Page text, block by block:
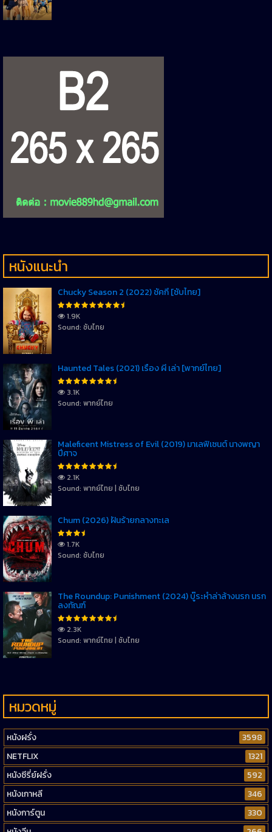
หนังแนะนำ
Chucky Season 2 (2022) ชัคกี้ [ซับไทย]
1.9K
Sound: ซับไทย
Haunted Tales (2021) เรื่อง ผี เล่า [พากย์ไทย]
3.1K
Sound: พากย์ไทย
Maleficent Mistress of Evil (2019) มาเลฟิเซนต์ นางพญา
ปีศาจ
2.1K
Sound: พากย์ไทย | ซับไทย
Chum (2026) ฝันร้ายกลางทะเล
1.7K
Sound: ซับไทย
The Roundup: Punishment (2024) บู๊ระห่ำล่าล้างนรก นรก
ลงทัณฑ์
2.3K
Sound: พากย์ไทย | ซับไทย
หมวดหมู่
หนังฝรั่ง
3598
NETFLIX
1321
หนังซีรี่ย์ฝรั่ง
592
หนังเกาหลี
346
หนังการ์ตูน
330